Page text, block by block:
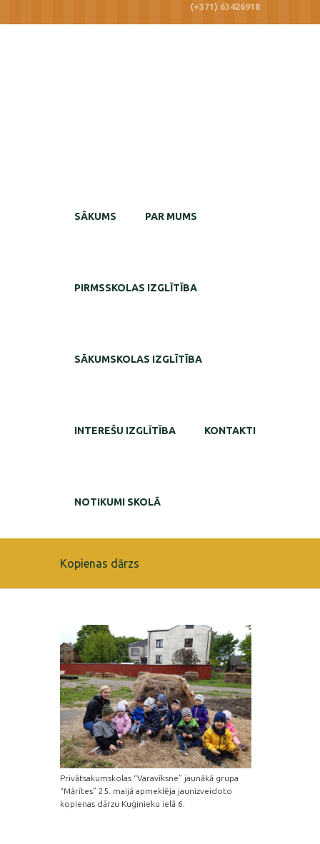
(+371) 63426918
SĀKUMS PAR MUMS
PIRMSSKOLAS IZGLĪTĪBA
SĀKUMSKOLAS IZGLĪTĪBA
INTEREŠU IZGLĪTĪBA KONTAKTI
NOTIKUMI SKOLĀ
Kopienas dārzs
Privātsakumskolas “Varavīksne” jaunākā grupa
“Mārītes” 25. maijā apmeklēja jaunizveidoto
kopienas dārzu Kuģinieku ielā 6.